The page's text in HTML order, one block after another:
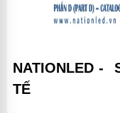
NATIONLED -
TẾ